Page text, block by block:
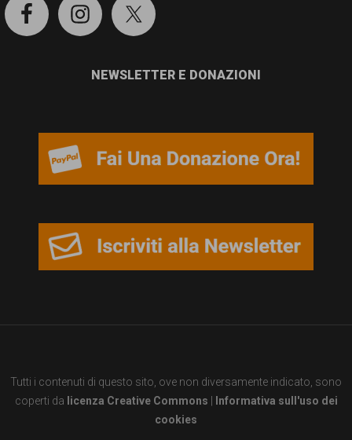
NEWSLETTER E DONAZIONI
Tutti i contenuti di questo sito, ove non diversamente indicato, sono
coperti da licenza Creative Commons
Informativa sull'uso dei
cookies